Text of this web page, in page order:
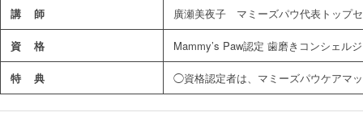
講 師 廣瀬美夜子 マミーズパウ代表トップ
資 格 Mammy’s Paw認定 歯磨きコンシェ
特 典 ◯資格認定者は、マミーズパウケアマ